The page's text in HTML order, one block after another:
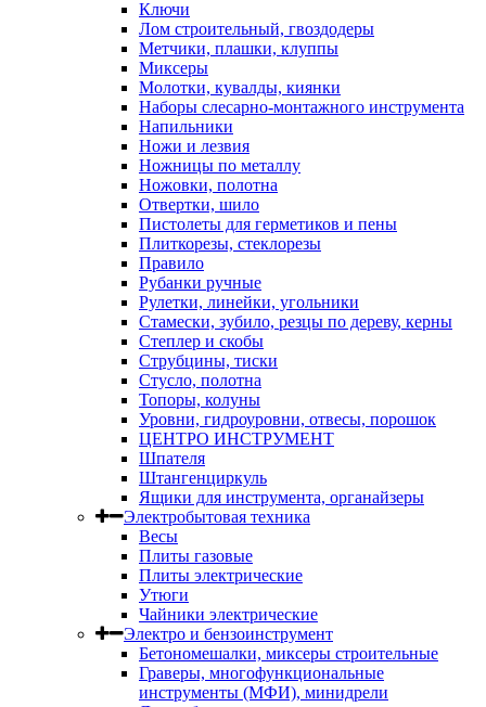
Ключи
Лом строительный, гвоздодеры
Метчики, плашки, клуппы
Миксеры
Молотки, кувалды, киянки
Наборы слесарно-монтажного инструмента
Напильники
Ножи и лезвия
Ножницы по металлу
Ножовки, полотна
Отвертки, шило
Пистолеты для герметиков и пены
Плиткорезы, стеклорезы
Правило
Рубанки ручные
Рулетки, линейки, угольники
Стамески, зубило, резцы по дереву, керны
Степлер и скобы
Струбцины, тиски
Стусло, полотна
Топоры, колуны
Уровни, гидроуровни, отвесы, порошок
ЦЕНТРО ИНСТРУМЕНТ
Шпателя
Штангенциркуль
Ящики для инструмента, органайзеры
Электробытовая техника
Весы
Плиты газовые
Плиты электрические
Утюги
Чайники электрические
Электро и бензоинструмент
Бетономешалки, миксеры строительные
Граверы, многофункциональные
инструменты (МФИ), минидрели